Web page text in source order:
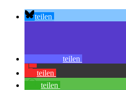
teilen
teilen
teilen
teilen